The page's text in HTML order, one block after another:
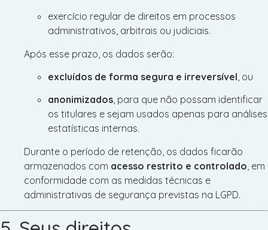
exercício regular de direitos em processos
administrativos, arbitrais ou judiciais.
Após esse prazo, os dados serão:
excluídos de forma segura e irreversível, ou
anonimizados, para que não possam identificar
os titulares e sejam usados apenas para análises
estatísticas internas.
Durante o período de retenção, os dados ficarão
armazenados com acesso restrito e controlado , em
conformidade com as medidas técnicas e
administrativas de segurança previstas na LGPD.